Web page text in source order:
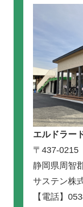
エルドラー
〒437-0215
静岡県周智
サステン株
【電話】